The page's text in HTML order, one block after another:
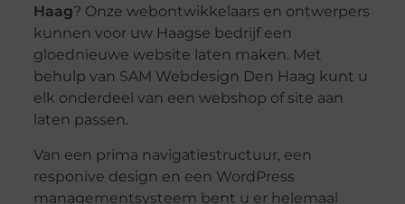
Haag? Onze webontwikkelaars en ontwerpers
kunnen voor uw Haagse bedrijf een
gloednieuwe website laten maken. Met
behulp van SAM Webdesign Den Haag kunt u
elk onderdeel van een webshop of site aan
laten passen.
Van een prima navigatiestructuur, een
responive design en een WordPress
managementsysteem bent u er helemaal